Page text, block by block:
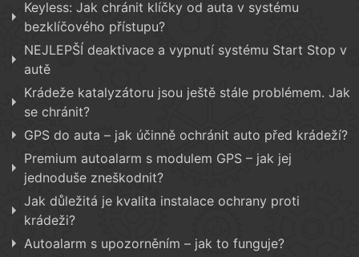
Keyless: Jak chránit klíčky od auta v systému
bezklíčového přístupu?
NEJLEPŠÍ deaktivace a vypnutí systému Start Stop v
autě
Krádeže katalyzátoru jsou ještě stále problémem. Jak
se chránit?
GPS do auta – jak účinně ochránit auto před krádeží?
Premium autoalarm s modulem GPS – jak jej
jednoduše zneškodnit?
Jak důležitá je kvalita instalace ochrany proti
krádeži?
Autoalarm s upozorněním – jak to funguje?